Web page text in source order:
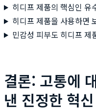
히디프 제품의 핵심인 유
히디프 제품을 사용하면
민감성 피부도 히디프 제
결론: 고통에
낸 진정한 혁신